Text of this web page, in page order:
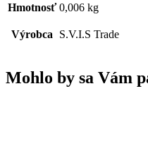
Hmotnosť 0,006 kg
Výrobca S.V.I.S Trade
Mohlo by sa Vám